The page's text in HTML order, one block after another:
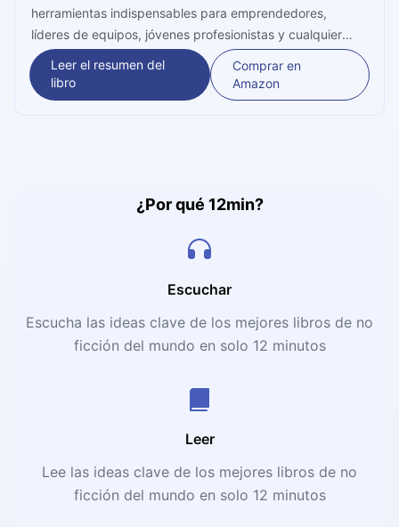
herramientas indispensables para emprendedores,
líderes de equipos, jóvenes profesionistas y cualquier
persona que quiera aumentar su influencia.
Leer el resumen del
libro
Comprar en
Amazon
¿Por qué 12min?
Escuchar
Escucha las ideas clave de los mejores libros de no
ficción del mundo en solo 12 minutos
Leer
Lee las ideas clave de los mejores libros de no
ficción del mundo en solo 12 minutos